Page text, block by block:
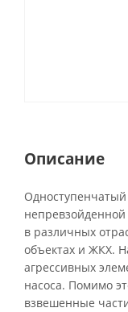
Описание
в различных
объектах и ЖКХ.
агрессивных
насоса. Помимо
взвешенные